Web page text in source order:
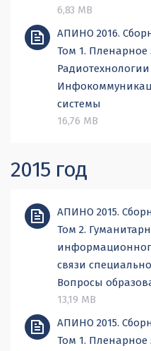
6,83 MB
АПИНО 2016.
Том 1. Пленарное
Радиотехнологии
системы
16,76 MB
2015 год
АПИНО 2015.
Том 2.
связи
Вопросы
13,19 MB
АПИНО 2015.
Том 1. Пленарное